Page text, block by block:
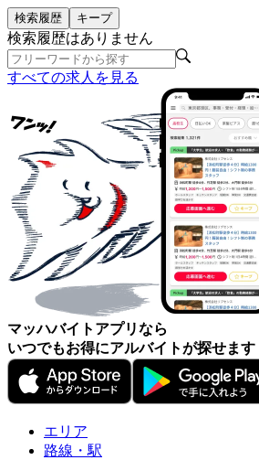
検索履歴 キープ
検索履歴はありません
すべての求人を見る
マッハバイトアプリなら
いつでもお得にアルバイトが探せます
エリア
路線・駅